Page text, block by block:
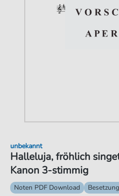
Halleluja, fröhlich
Kanon 3-stimmig
unbekannt
Noten PDF Download